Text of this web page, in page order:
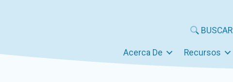
BUSCAR
Acerca De Recursos